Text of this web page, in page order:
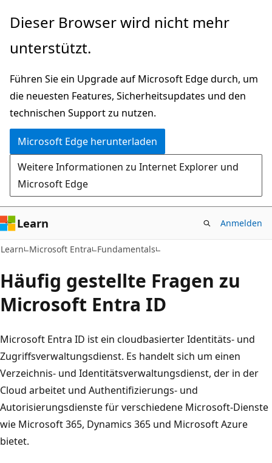
Zu
wechseln
Dieser Browser wird nicht mehr
unterstützt.
Führen Sie ein Upgrade auf Microsoft Edge durch, um
die neuesten Features, Sicherheitsupdates und den
technischen Support zu nutzen.
Microsoft Edge herunterladen
Weitere Informationen zu Internet Explorer und
Microsoft Edge
Learn Anmelden
Learn Microsoft Entra Fundamentals
Häufig gestellte Fragen zu
Microsoft Entra ID
Microsoft Entra ID ist ein cloudbasierter Identitäts- und
Zugriffsverwaltungsdienst. Es handelt sich um einen
Verzeichnis- und Identitätsverwaltungsdienst, der in der
Cloud arbeitet und Authentifizierungs- und
Autorisierungsdienste für verschiedene Microsoft-Dienste
wie Microsoft 365, Dynamics 365 und Microsoft Azure
bietet.